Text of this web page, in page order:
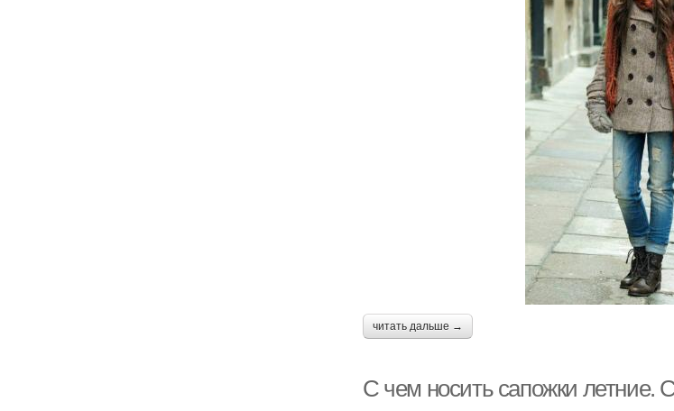
читать дальше →
С чем носить сапожки летние.